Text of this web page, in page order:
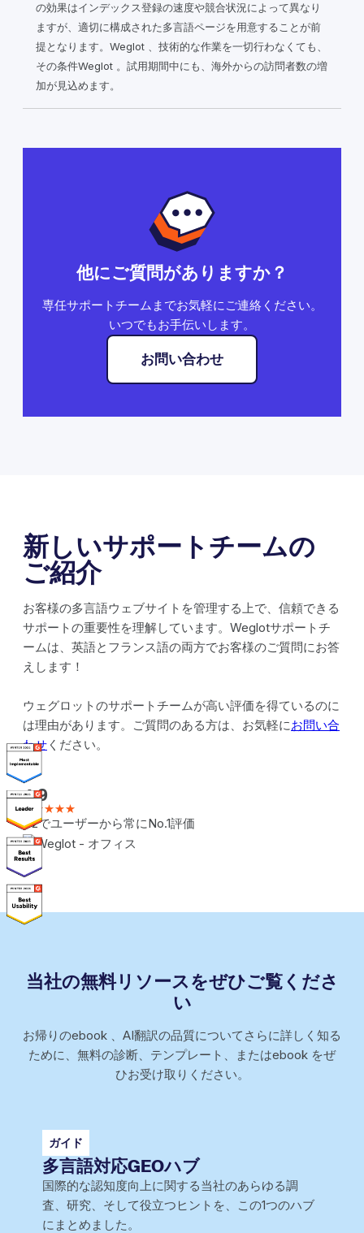
の効果はインデックス登録の速度や競合状況によって異なり
ますが、適切に構成された多言語ページを用意することが前
提となります。Weglot 、技術的な作業を一切行わなくても、
その条件Weglot 。試用期間中にも、海外からの訪問者数の増
加が見込めます。
他にご質問がありますか？
専任サポートチームまでお気軽にご連絡ください。
いつでもお手伝いします。
お問い合わせ
新しいサポートチームの
ご紹介
お客様の多言語ウェブサイトを管理する上で、信頼できる
サポートの重要性を理解しています。Weglotサポートチ
ームは、英語とフランス語の両方でお客様のご質問にお答
えします！
ウェグロットのサポートチームが高い評価を得ているのに
は理由があります。ご質問のある方は、お気軽にお問い合
わせ ください。
4.9
★★★★★
G2でユーザーから常にNo.1評価
当社の無料リソースをぜひご覧くださ
い
お帰りのebook 、AI翻訳の品質についてさらに詳しく知る
ために、無料の診断、テンプレート、またはebook をぜ
ひお受け取りください。
ガイド
多言語対応GEOハブ
国際的な認知度向上に関する当社のあらゆる調
査、研究、そして役立つヒントを、この1つのハブ
にまとめました。